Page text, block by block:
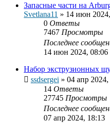
Запасные части на
Svetlana11 » 14 июн
0 Ответы
7467 Просмотры
Последнее
14 июн 2024, 08:06
Набор экструзионных
ssdsergei » 04 апр
14 Ответы
27745 Просмотры
Последнее
07 апр 2024, 18:13